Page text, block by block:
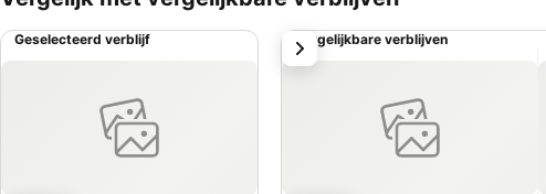
Geselecteerd verblijf Vergelijkbare verblijven
volgende